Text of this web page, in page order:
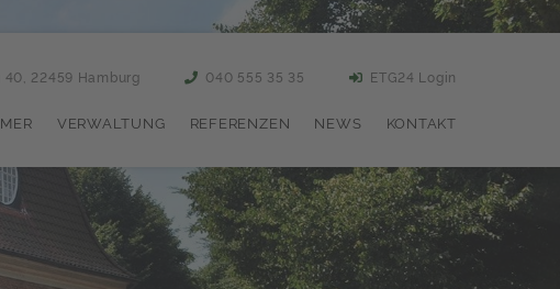
40, 22459 Hamburg 040 555 35 35 ETG24 Login
VERWALTUNG REFERENZEN NEWS KONTAKT